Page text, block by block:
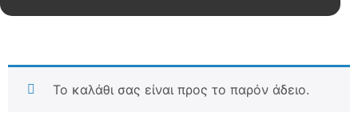
Το καλάθι σας είναι προς το παρόν άδειο.